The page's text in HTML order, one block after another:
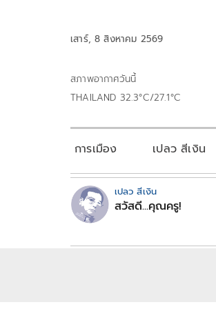
เสาร์, 8 สิงหาคม 2569
สภาพอากาศวันนี้
THAILAND 32.3°C/27.1°C
การเมือง เปลว สีเงิน
เปลว สีเงิน
สวัสดี...คุณครู!